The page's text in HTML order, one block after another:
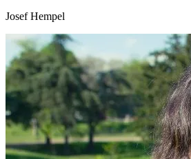
Josef Hempel